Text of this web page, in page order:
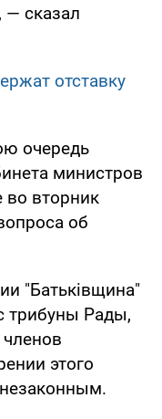
— сказал
отставку
очередь
министров
во вторник
об
"Батьківщина"
трибуны Рады,
членов
этого